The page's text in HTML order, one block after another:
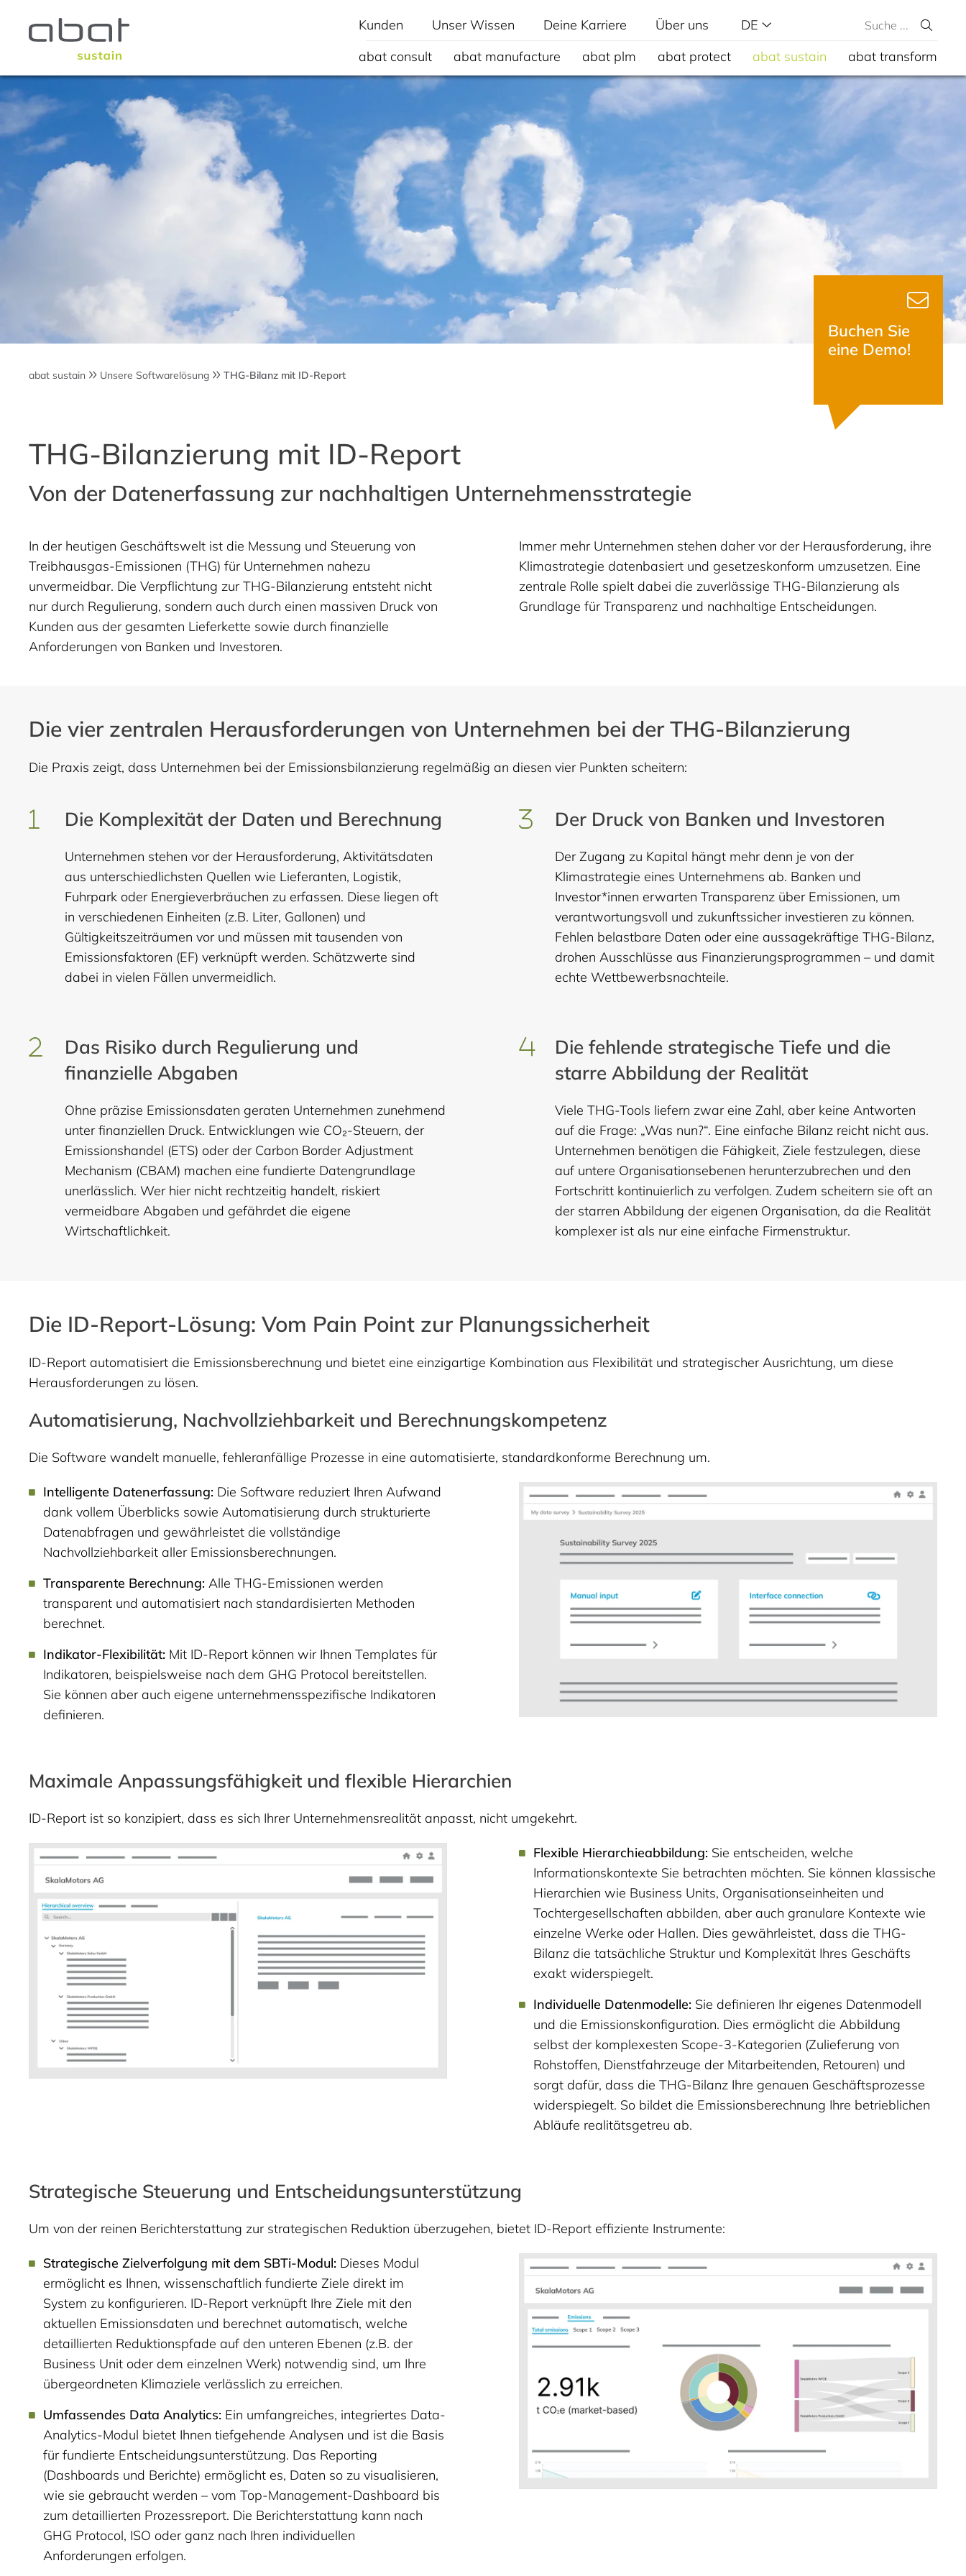
Kunden Unser Wissen Deine Karriere Über uns
DE
abat consult
abat manufacture abat plm abat protect abat sustain abat transform
Buchen Sie
eine Demo!
abat sustain Unsere Softwarelösung THG-Bilanz mit ID-Report
THG-Bilanzierung mit ID-Report
Von der Datenerfassung zur nachhaltigen Unternehmensstrategie
In der heutigen Geschäftswelt ist die Messung und Steuerung von
Treibhausgas-Emissionen (THG) für Unternehmen nahezu
unvermeidbar. Die Verpflichtung zur THG-Bilanzierung entsteht nicht
nur durch Regulierung, sondern auch durch einen massiven Druck von
Kunden aus der gesamten Lieferkette sowie durch finanzielle
Anforderungen von Banken und Investoren.
Immer mehr Unternehmen stehen daher vor der Herausforderung, ihre
Klimastrategie datenbasiert und gesetzeskonform umzusetzen. Eine
zentrale Rolle spielt dabei die zuverlässige THG-Bilanzierung als
Grundlage für Transparenz und nachhaltige Entscheidungen.
Die vier zentralen Herausforderungen von Unternehmen bei der THG-Bilanzierung
Die Praxis zeigt, dass Unternehmen bei der Emissionsbilanzierung regelmäßig an diesen vier Punkten scheitern:
Die Komplexität der Daten und Berechnung
Unternehmen stehen vor der Herausforderung, Aktivitätsdaten
aus unterschiedlichsten Quellen wie Lieferanten, Logistik,
Fuhrpark oder Energieverbräuchen zu erfassen. Diese liegen oft
in verschiedenen Einheiten (z.B. Liter, Gallonen) und
Gültigkeitszeiträumen vor und müssen mit tausenden von
Emissionsfaktoren (EF) verknüpft werden. Schätzwerte sind
dabei in vielen Fällen unvermeidlich.
Das Risiko durch Regulierung und
finanzielle Abgaben
Ohne präzise Emissionsdaten geraten Unternehmen zunehmend
unter finanziellen Druck. Entwicklungen wie CO₂-Steuern, der
Emissionshandel (ETS) oder der Carbon Border Adjustment
Mechanism (CBAM) machen eine fundierte Datengrundlage
unerlässlich. Wer hier nicht rechtzeitig handelt, riskiert
vermeidbare Abgaben und gefährdet die eigene
Wirtschaftlichkeit.
Der Druck von Banken und Investoren
Der Zugang zu Kapital hängt mehr denn je von der
Klimastrategie eines Unternehmens ab. Banken und
Investor*innen erwarten Transparenz über Emissionen, um
verantwortungsvoll und zukunftssicher investieren zu können.
Fehlen belastbare Daten oder eine aussagekräftige THG-Bilanz,
drohen Ausschlüsse aus Finanzierungsprogrammen – und damit
echte Wettbewerbsnachteile.
Die fehlende strategische Tiefe und die
starre Abbildung der Realität
Viele THG-Tools liefern zwar eine Zahl, aber keine Antworten
auf die Frage: „Was nun?“. Eine einfache Bilanz reicht nicht aus.
Unternehmen benötigen die Fähigkeit, Ziele festzulegen, diese
auf untere Organisationsebenen herunterzubrechen und den
Fortschritt kontinuierlich zu verfolgen. Zudem scheitern sie oft an
der starren Abbildung der eigenen Organisation, da die Realität
komplexer ist als nur eine einfache Firmenstruktur.
Die ID-Report-Lösung: Vom Pain Point zur Planungssicherheit
ID-Report automatisiert die Emissionsberechnung und bietet eine einzigartige Kombination aus Flexibilität und strategischer Ausrichtung, um diese
Herausforderungen zu lösen.
Automatisierung, Nachvollziehbarkeit und Berechnungskompetenz
Die Software wandelt manuelle, fehleranfällige Prozesse in eine automatisierte, standardkonforme Berechnung um.
Intelligente Datenerfassung: Die Software reduziert Ihren Aufwand
dank vollem Überblicks sowie Automatisierung durch strukturierte
Datenabfragen und gewährleistet die vollständige
Nachvollziehbarkeit aller Emissionsberechnungen.
Transparente Berechnung:Alle THG-Emissionen werden
transparent und automatisiert nach standardisierten Methoden
berechnet.
Indikator-Flexibilität: Mit ID-Report können wir Ihnen Templates für
Indikatoren, beispielsweise nach dem GHG Protocol bereitstellen.
Sie können aber auch eigene unternehmensspezifische Indikatoren
definieren.
Maximale Anpassungsfähigkeit und flexible Hierarchien
ID-Report ist so konzipiert, dass es sich Ihrer Unternehmensrealität anpasst, nicht umgekehrt.
Flexible Hierarchieabbildung: Sie entscheiden, welche
Informationskontexte Sie betrachten möchten. Sie können klassische
Hierarchien wie Business Units, Organisationseinheiten und
Tochtergesellschaften abbilden, aber auch granulare Kontexte wie
einzelne Werke oder Hallen. Dies gewährleistet, dass die THG-
Bilanz die tatsächliche Struktur und Komplexität Ihres Geschäfts
exakt widerspiegelt.
Individuelle Datenmodelle: Sie definieren Ihr eigenes Datenmodell
und die Emissionskonfiguration. Dies ermöglicht die Abbildung
selbst der komplexesten Scope-3-Kategorien (Zulieferung von
Rohstoffen, Dienstfahrzeuge der Mitarbeitenden, Retouren) und
sorgt dafür, dass die THG-Bilanz Ihre genauen Geschäftsprozesse
widerspiegelt. So bildet die Emissionsberechnung Ihre betrieblichen
Abläufe realitätsgetreu ab.
Strategische Steuerung und Entscheidungsunterstützung
Um von der reinen Berichterstattung zur strategischen Reduktion überzugehen, bietet ID-Report effiziente Instrumente:
Strategische Zielverfolgung mit dem SBTi-Modul: Dieses Modul
ermöglicht es Ihnen, wissenschaftlich fundierte Ziele direkt im
System zu konfigurieren. ID-Report verknüpft Ihre Ziele mit den
aktuellen Emissionsdaten und berechnet automatisch, welche
detaillierten Reduktionspfade auf den unteren Ebenen (z.B. der
Business Unit oder dem einzelnen Werk) notwendig sind, um Ihre
übergeordneten Klimaziele verlässlich zu erreichen.
Umfassendes Data Analytics: Ein umfangreiches, integriertes Data-
Analytics-Modul bietet Ihnen tiefgehende Analysen und ist die Basis
für fundierte Entscheidungsunterstützung. Das Reporting
(Dashboards und Berichte) ermöglicht es, Daten so zu visualisieren,
wie sie gebraucht werden – vom Top-Management-Dashboard bis
zum detaillierten Prozessreport. Die Berichterstattung kann nach
GHG Protocol, ISO oder ganz nach Ihren individuellen
Anforderungen erfolgen.